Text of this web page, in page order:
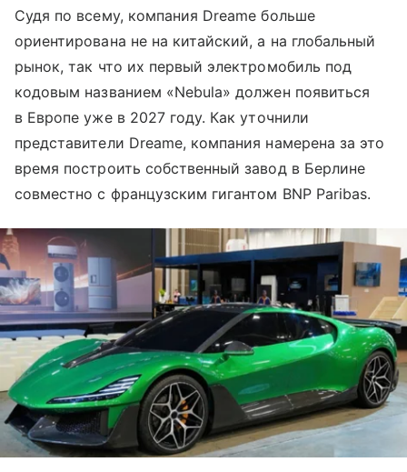
Судя по всему, компания Dreame больше
ориентирована не на китайский, а на глобальный
рынок, так что их первый электромобиль под
кодовым названием «Nebula» должен появиться
в Европе уже в 2027 году. Как уточнили
представители Dreame, компания намерена за это
время построить собственный завод в Берлине
совместно с французским гигантом BNP Paribas.